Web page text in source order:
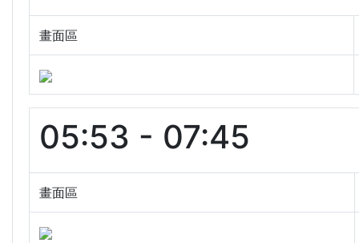
畫面區
05:53 - 07:45
畫面區